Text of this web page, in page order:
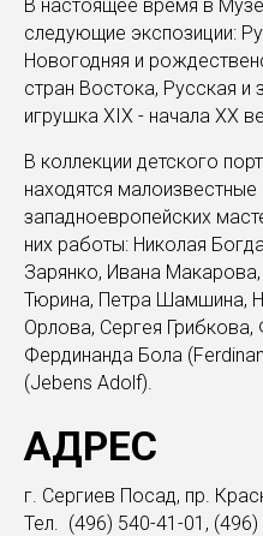
В настоящее время в
следующие экспозиции:
Новогодняя и
стран Востока, Русская и
игрушка XIX - начала XX
В коллекции детского
находятся
западноевропейских
них работы: Николая
Зарянко, Ивана
Тюрина, Петра Шамшина,
Орлова, Сергея
Фердинанда Бола
(Jebens Adolf).
АДРЕС
г. Сергиев Посад, пр.
Тел. (496) 540-41-01, (496)